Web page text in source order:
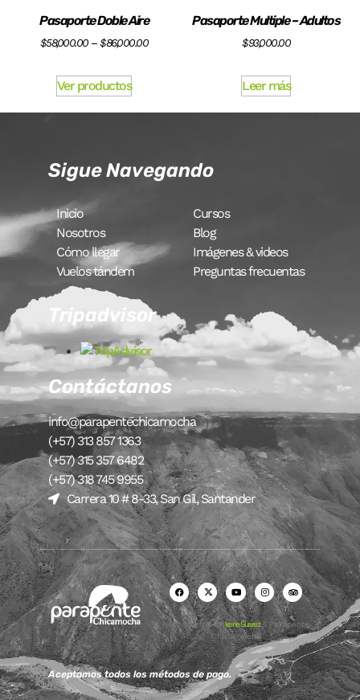
Pasaporte Doble Aire
$58,000.00 – $86,000.00
Ver productos
Pasaporte Multiple – Adultos
$93,000.00
Leer más
Sigue Navegando
Inicio
Nosotros
Cómo llegar
Vuelos tándem
Cursos
Blog
Imágenes & videos
Preguntas frecuentas
Tripadvisor
Contáctanos
info@parapentechicamocha
(+57) 313 857 1363
(+57) 315 357 6482
(+57) 318 745 9955
Carrera 10 # 8-33, San Gil, Santander
Hecho con ♥ byIrene Suarez& Parapente
Chicamocha
Aceptamos todos los métodos de pago.